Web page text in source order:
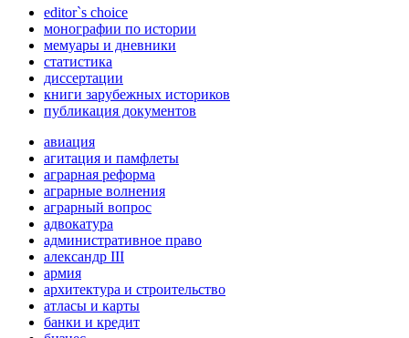
editor`s choice
монографии по истории
мемуары и дневники
статистика
диссертации
книги зарубежных историков
публикация документов
авиация
агитация и памфлеты
аграрная реформа
аграрные волнения
аграрный вопрос
адвокатура
административное право
александр III
армия
архитектура и строительство
атласы и карты
банки и кредит